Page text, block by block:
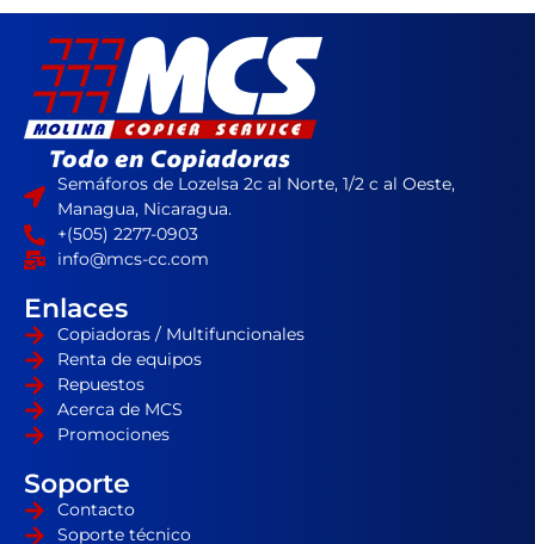
Semáforos de Lozelsa 2c al Norte, 1/2 c al Oeste,
Managua, Nicaragua.
+(505) 2277-0903
info@mcs-cc.com
Enlaces
Copiadoras / Multifuncionales
Renta de equipos
Repuestos
Acerca de MCS
Promociones
Soporte
Contacto
Soporte técnico